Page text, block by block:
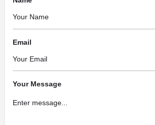
Email
Your Message